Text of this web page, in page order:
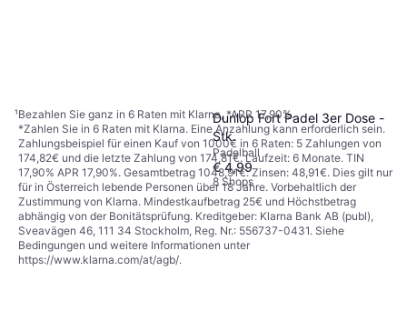
Dunlop Fort Padel 3er Dose -
Stk.
Padelball
€ 4,99
8 Shops
¹Bezahlen Sie ganz in 6 Raten mit Klarna, *APR 17,90%.
*Zahlen Sie in 6 Raten mit Klarna. Eine Anzahlung kann erforderlich sein.
Zahlungsbeispiel für einen Kauf von 1000€ in 6 Raten: 5 Zahlungen von
174,82€ und die letzte Zahlung von 174,81€. Laufzeit: 6 Monate. TIN
17,90% APR 17,90%. Gesamtbetrag 1048,91€. Zinsen: 48,91€. Dies gilt nur
für in Österreich lebende Personen über 18 Jahre. Vorbehaltlich der
Zustimmung von Klarna. Mindestkaufbetrag 25€ und Höchstbetrag
abhängig von der Bonitätsprüfung. Kreditgeber: Klarna Bank AB (publ),
Sveavägen 46, 111 34 Stockholm, Reg. Nr.: 556737-0431. Siehe
Bedingungen und weitere Informationen unter
https://www.klarna.com/at/agb/.